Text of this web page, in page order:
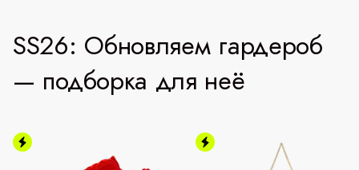
SS26: Обновляем гардероб
— подборка для неё